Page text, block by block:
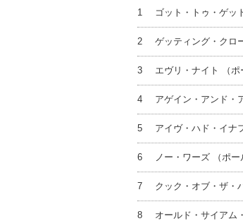
1 ゴット・トゥ・ゲッ
2 ゲッティング・クロ
3 エヴリ・ナイト （ポ
4 アゲイン・アンド・
5 アイヴ・ハド・イナ
6 ノー・ワーズ （ポー
7 クック・オブ・ザ・
8 オールド・サイアム